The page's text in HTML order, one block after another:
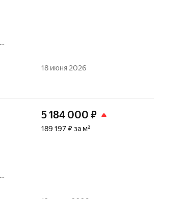
18 июня 2026
5 184 000 ₽
189 197 ₽ за м²